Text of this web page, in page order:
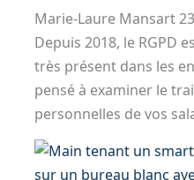
Marie-Laure Mansart
Depuis 2018, le RGPD
très présent dans les
pensé à examiner le
personnelles de vos